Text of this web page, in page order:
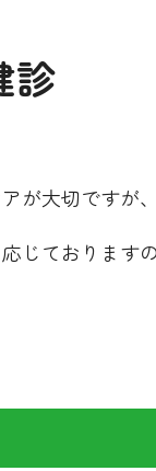
診
が大切ですが
じております